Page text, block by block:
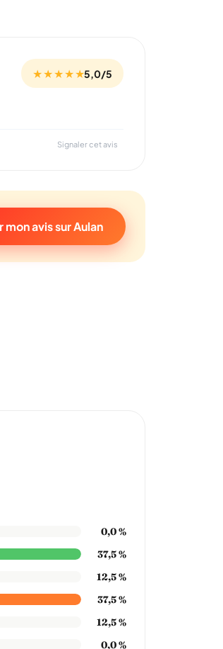
★ ★ ★ ★ ★5,0/5
Signaler cet avis
mon avis sur Aulan
0,0 %
37,5 %
12,5 %
37,5 %
12,5 %
0,0 %